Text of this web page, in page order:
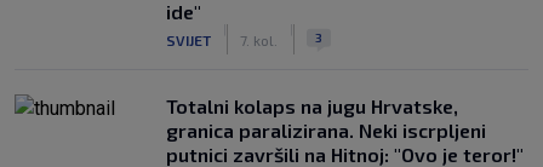
ide"
SVIJET 7. kol. 3
Totalni kolaps na jugu Hrvatske,
granica paralizirana. Neki iscrpljeni
putnici završili na Hitnoj: "Ovo je teror!"